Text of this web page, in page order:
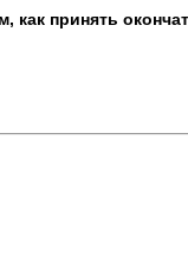
принять